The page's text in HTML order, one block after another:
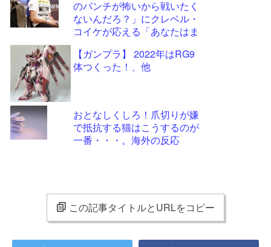
のパンチが怖いから戦いたく
ないんだろ？」にクレベル・
コイケが応える「あなたはま
【ガンプラ】 2022年はRG9
体つくった！、他
おとなしくしろ！爪切りが嫌
で抵抗する猫はこうするのが
一番・・・。海外の反応
この記事タイトルとURLをコピー